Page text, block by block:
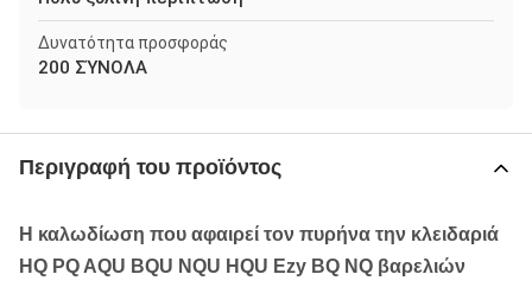
Δυνατότητα προσφοράς
200 ΣΎΝΟΛΑ
Περιγραφή του προϊόντος
Η καλωδίωση που αφαιρεί τον πυρήνα την κλειδαριά
HQ PQ AQU BQU NQU HQU Ezy BQ NQ βαρελιών